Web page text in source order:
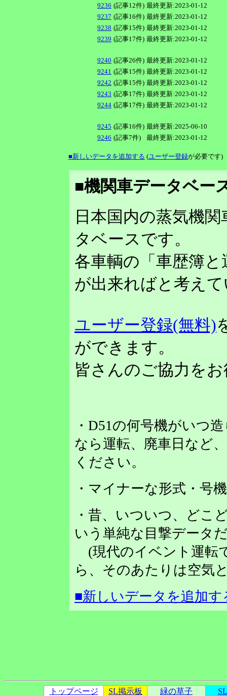
9236 (記事12件) 最終更新:2023-01-12
9237 (記事16件) 最終更新:2023-01-12
9238 (記事15件) 最終更新:2023-01-12
9239 (記事17件) 最終更新:2023-01-12
9240 (記事26件) 最終更新:2023-01-12
9241 (記事15件) 最終更新:2023-01-12
9242 (記事15件) 最終更新:2023-01-12
9243 (記事17件) 最終更新:2023-01-12
9244 (記事17件) 最終更新:2023-01-12
9245 (記事16件) 最終更新:2025-06-10
9246 (記事7件) 最終更新:2023-01-12
■新しいデータを追加する (ユーザー登録が必要です)
■機関車データベー
日本国内の蒸気機
タベースです。
各車輌の「車歴簿
が出来ればと考え
ユーザー登録(無料)
ができます。
皆さんのご協力を
・D51の何号機がいつ
なら運転、廃車日など
ください。
・マイナーな形式・号
・昔、いついつ、どこ
いう単純な目撃データ
(現代のイベント運転
ら、そのあたりは空気
■新しいデータを追加す
トップページ SL掲示板 緑の草子